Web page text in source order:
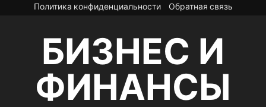
Перейти
содержимому
Политика конфиденциальности Обратная связь
БИЗНЕС И
ФИНАНСЫ